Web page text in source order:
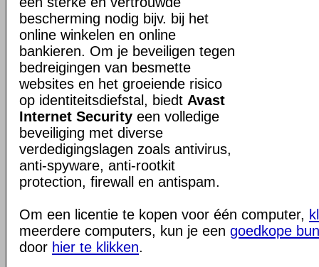
bescherming nodig bijv. bij het
online winkelen en online
bankieren. Om je beveiligen tegen
bedreigingen van besmette
websites en het groeiende risico
op identiteitsdiefstal, biedt Avast
Internet Security een volledige
beveiliging met diverse
verdedigingslagen zoals antivirus,
anti-spyware, anti-rootkit
protection, firewall en antispam.
Om een licentie te kopen voor één computer,
meerdere computers, kun je een goedkope
door hier te klikken.